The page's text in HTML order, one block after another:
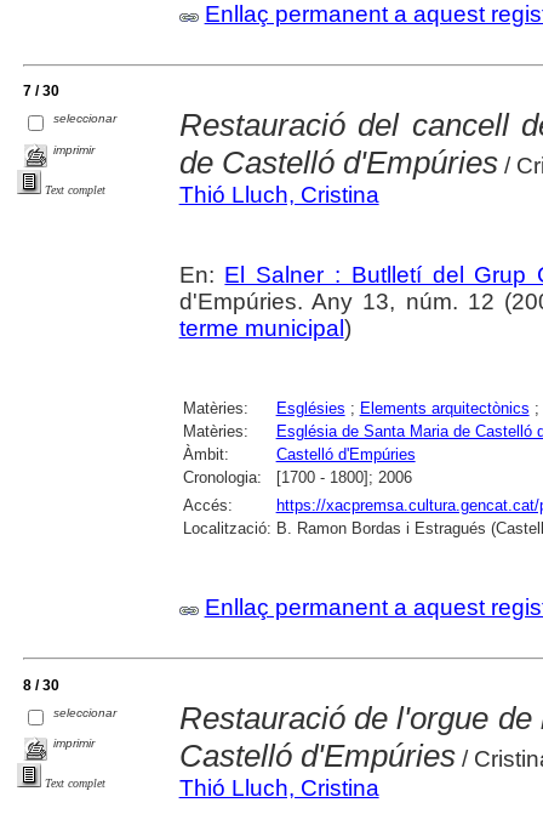
Enllaç permanent a aquest
7 / 30
seleccionar
imprimir
Text complet
Restauració del cancell
de Castelló d'Empúries/
Thió Lluch, Cristina
En: El Salner : Butlletí del Grup
d'Empúries. Any 13, núm. 12
terme municipal)
Matèries: Esglésies ; Elements arquitectònics ;
Matèries:
Església de Santa Maria de Castelló
Àmbit:
Castelló d'Empúries
Cronologia:
[1700 - 1800]; 2006
Accés:
https://xacpremsa.cultura.gencat.cat/
Localització: B. Ramon Bordas i Estragués
Enllaç permanent a aquest
8 / 30
seleccionar
imprimir
Text complet
Restauració de l'orgue
Castelló d'Empúries/
Thió Lluch, Cristina